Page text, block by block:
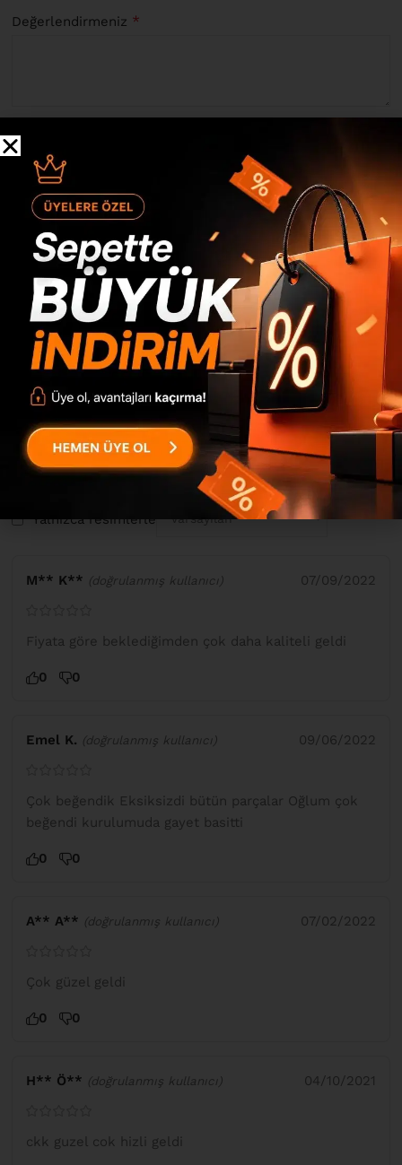
Bremen Çalışma Masası Kitaplık Raf Çam-Beyaz BR2-AW
Yalnızca resimlerle
M** K** (doğrulanmış kullanıcı) 07/09/2022
Fiyata göre beklediğimden çok daha kaliteli geldi
0 0
Emel K. (doğrulanmış kullanıcı) 09/06/2022
Çok beğendik Eksiksizdi bütün parçalar Oğlum çok
beğendi kurulumuda gayet basitti
0 0
A** A** (doğrulanmış kullanıcı) 07/02/2022
Çok güzel geldi
0 0
H** Ö** (doğrulanmış kullanıcı) 04/10/2021
ckk guzel cok hizli geldi
Değerlendirmeniz *
İsim
E-posta*
Yorumunuza fotoğraf ekleyebilmek için giriş yapmanız
gerekmektedir.